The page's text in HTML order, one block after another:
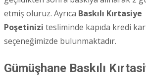
etmiş oluruz. Ayrıca Baskılı Kırtasiye
Poşetinizi tesliminde kapıda kredi
seçeneğimizde bulunmaktadır.
Gümüşhane Baskılı